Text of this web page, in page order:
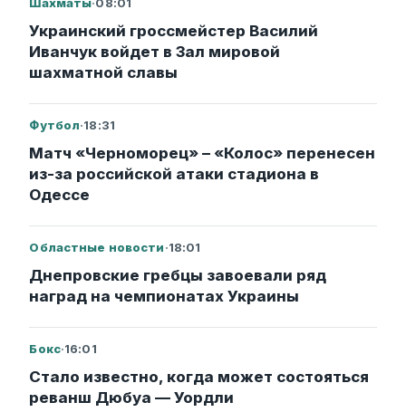
Украинский гроссмейстер Василий
Иванчук войдет в Зал мировой
шахматной славы
Футбол·18:31
Матч «Черноморец» – «Колос» перенесен
из-за российской атаки стадиона в
Одессе
Областные новости·18:01
Днепровские гребцы завоевали ряд
наград на чемпионатах Украины
Бокс·16:01
Стало известно, когда может состояться
реванш Дюбуа — Уордли